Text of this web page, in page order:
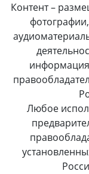
Контент –
Любое